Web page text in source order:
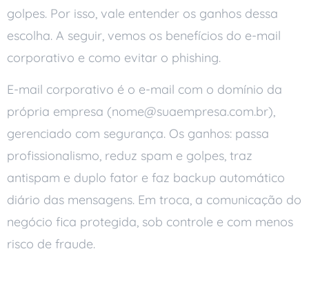
golpes. Por isso, vale entender os ganhos dessa
escolha. A seguir, vemos os benefícios do e-mail
corporativo e como evitar o phishing.
E-mail corporativo é o e-mail com o domínio da
própria empresa (nome@suaempresa.com.br),
gerenciado com segurança. Os ganhos: passa
profissionalismo, reduz spam e golpes, traz
antispam e duplo fator e faz backup automático
diário das mensagens. Em troca, a comunicação do
negócio fica protegida, sob controle e com menos
risco de fraude.